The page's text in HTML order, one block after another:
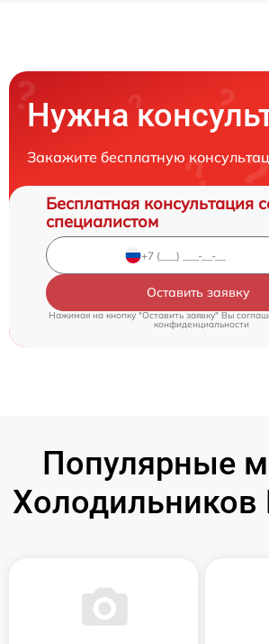
Нужна
Закажите бесплатную
Бесплатная консультация
специалистом
Оставить заявку
Нажимая на кнопку "Оставить заявку" Вы
конфиденциальности
Популярные
Холодильников